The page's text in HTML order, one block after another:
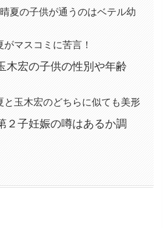
夏の子供が通うのはベテル幼
がマスコミに苦言！
木宏の子供の性別や年齢
と玉木宏のどちらに似ても美形
２子妊娠の噂はあるか調